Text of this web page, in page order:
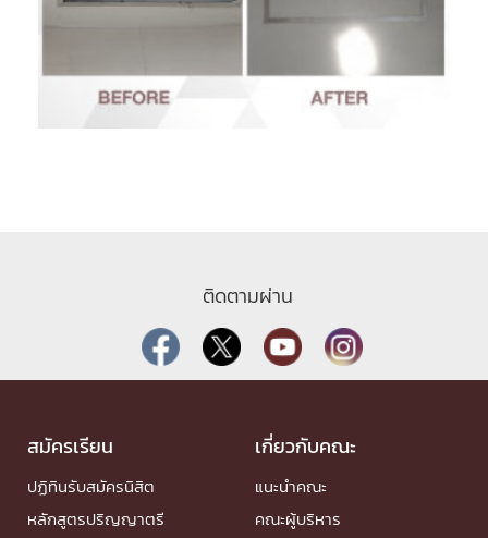
ติดตามผ่าน
สมัครเรียน
ปฏิทินรับสมัครนิสิต
หลักสูตรปริญญาตรี
เกี่ยวกับคณะ
แนะนำคณะ
คณะผู้บริหาร